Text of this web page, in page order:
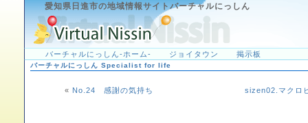
愛知県日進市の地域情報サイトバーチャルにっしん
バーチャルにっしん-ホーム- ジョイタウン 掲示板
バーチャルにっしん Specialist for life
« No.24 感謝の気持ち sizen02.マクロ